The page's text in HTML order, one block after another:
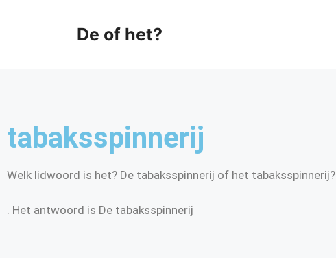
De of het?
tabaksspinnerij
Welk lidwoord is het? De tabaksspinnerij of het tabaksspinnerij?
. Het antwoord is De tabaksspinnerij